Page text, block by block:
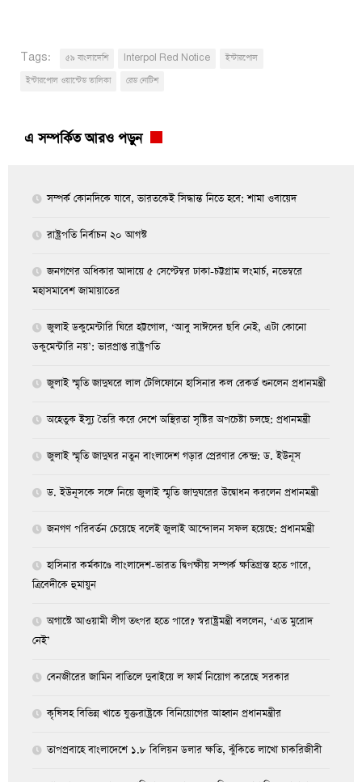
Tags: ৫৯ বাংলাদেশি Interpol Red Notice
ইন্টারপোল
ইন্টারপোল ওয়ান্টেড তালিকা
রেড নোটিশ
এ সম্পর্কিত আরও পড়ুন
সম্পর্ক কোনদিকে যাবে, ভারতকেই সিদ্ধান্ত নিতে হবে: শামা ওবায়েদ
রাষ্ট্রপতি নির্বাচন ২০ আগস্ট
জনগণের অধিকার আদায়ে ৫ সেপ্টেম্বর ঢাকা-চট্টগ্রাম লংমার্চ, নভেম্বরে
মহাসমাবেশ জামায়াতের
জুলাই ডকুমেন্টারি ঘিরে হট্টগোল, ‘আবু সাঈদের ছবি নেই, এটা কোনো
ডকুমেন্টারি নয়’: ভারপ্রাপ্ত রাষ্ট্রপতি
জুলাই স্মৃতি জাদুঘরে লাল টেলিফোনে হাসিনার কল রেকর্ড শুনলেন প্রধানমন্ত্রী
অহেতুক ইস্যু তৈরি করে দেশে অস্থিরতা সৃষ্টির অপচেষ্টা চলছে: প্রধানমন্ত্রী
জুলাই স্মৃতি জাদুঘর নতুন বাংলাদেশ গড়ার প্রেরণার কেন্দ্র: ড. ইউনূস
ড. ইউনূসকে সঙ্গে নিয়ে জুলাই স্মৃতি জাদুঘরের উদ্বোধন করলেন প্রধানমন্ত্রী
জনগণ পরিবর্তন চেয়েছে বলেই জুলাই আন্দোলন সফল হয়েছে: প্রধানমন্ত্রী
হাসিনার কর্মকাণ্ডে বাংলাদেশ-ভারত দ্বিপক্ষীয় সম্পর্ক ক্ষতিগ্রস্ত হতে পারে,
ত্রিবেদীকে হুমায়ুন
অগাস্টে আওয়ামী লীগ তৎপর হতে পারে? স্বরাষ্ট্রমন্ত্রী বললেন, ‘এত মুরোদ
নেই’
বেনজীরের জামিন বাতিলে দুবাইয়ে ল ফার্ম নিয়োগ করেছে সরকার
কৃষিসহ বিভিন্ন খাতে যুক্তরাষ্ট্রকে বিনিয়োগের আহ্বান প্রধানমন্ত্রীর
তাপপ্রবাহে বাংলাদেশে ১.৮ বিলিয়ন ডলার ক্ষতি, ঝুঁকিতে লাখো চাকরিজীবী